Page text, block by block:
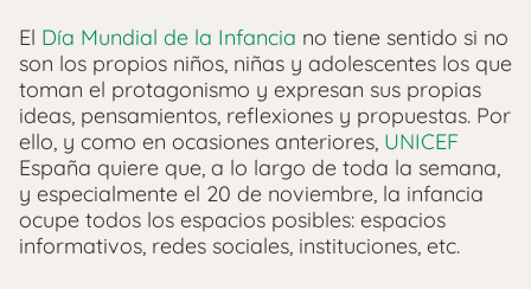
El Día Mundial de la Infancia no tiene sentido si no
son los propios niños, niñas y adolescentes los que
toman el protagonismo y expresan sus propias
ideas, pensamientos, reflexiones y propuestas. Por
ello, y como en ocasiones anteriores, UNICEF
España quiere que, a lo largo de toda la semana,
y especialmente el 20 de noviembre, la infancia
ocupe todos los espacios posibles: espacios
informativos, redes sociales, instituciones, etc.